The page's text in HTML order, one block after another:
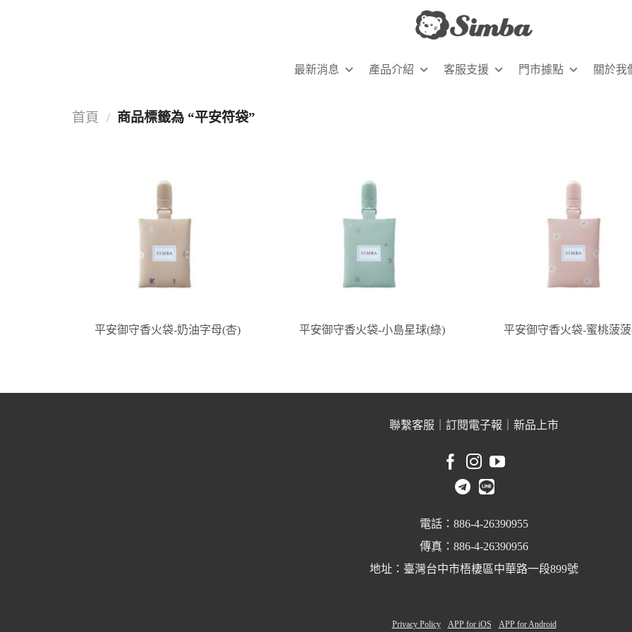
最新消息 產品介紹 客服支援 門市據點 關於我
首頁 / 商品標籤為 “平安符袋”
平安御守香火袋-奶油字母(杏) 平安御守香火袋-小島星球(綠) 平安御守香火袋-蜜桃菠
聯繫客服 訂閱電子報 新品上市
電話：886-4-26390955
傳真：886-4-26390956
地址：臺灣台中市梧棲區中華路一段899號
Privacy Policy APP for iOS APP for Android